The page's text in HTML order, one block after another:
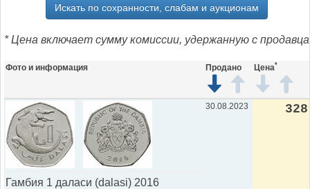
Искать по сохранности, слабам и аукционам
* Цена включает сумму комиссии, удержанную с продавца
Фото и информация Продано Цена*
Гамбия 1 даласи (dalasi) 2016
30.08.2023 328